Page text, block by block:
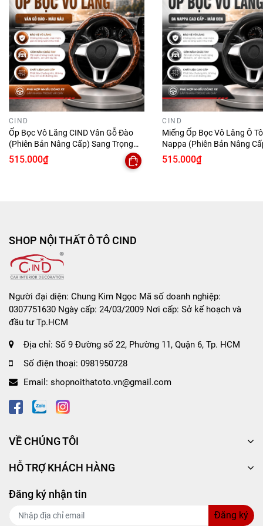
HOTLINE -0981.950.728
Mọi chi tiết xin liên hệ:
SHOP NỘI THẤT Ô TÔ CIND
Địa chỉ:Số 9, đường số 22, Khu Bình Phú, Phường 11,
Quận 6, Tp.HCM
CIND
Ốp Bọc Vô Lăng CIND Vân Gỗ Đào
(Phiên Bản Nâng Cấp) Sang Trọng
Đẳng Cấp Mỏng Nhẹ Chống Trượt
Phù Hợp Nhiều Dòng Xe
515.000₫
CIND
Miếng Ốp Bọc Vô Lăng Ô
Nappa (Phiên Bản Nâng
Mại Êm Ái Mỏng Nhẹ
Phù Hợp Nhiều Dòng Xe
515.000₫
SHOP NỘI THẤT Ô TÔ CIND
Người đại diện: Chung Kim Ngọc Mã số doanh nghiệp:
0307751630 Ngày cấp: 24/03/2009 Nơi cấp: Sở kế hoạch và
đầu tư Tp.HCM
Địa chỉ: Số 9 Đường số 22, Phường 11, Quận 6, Tp. HCM
Số điện thoại: 0981950728
Email: shopnoithatoto.vn@gmail.com
VỀ CHÚNG TÔI
HỖ TRỢ KHÁCH HÀNG
Đăng ký nhận tin
Đăng ký